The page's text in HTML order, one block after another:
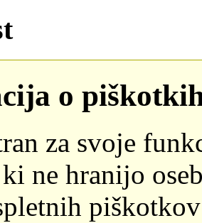
o
za svoje
ne hranijo